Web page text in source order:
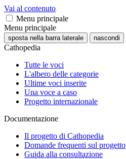
Vai al contenuto
Menu principale
Menu principale
sposta nella barra laterale nascondi
Cathopedia
Tutte le voci
L'albero delle categorie
Ultime voci inserite
Una voce a caso
Progetto internazionale
Documentazione
Il progetto di Cathopedia
Domande frequenti sul progetto
Guida alla consultazione